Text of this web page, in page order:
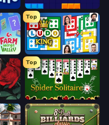
ブロックブラスト
Top
Ludo King
Top
Spider Solitaire